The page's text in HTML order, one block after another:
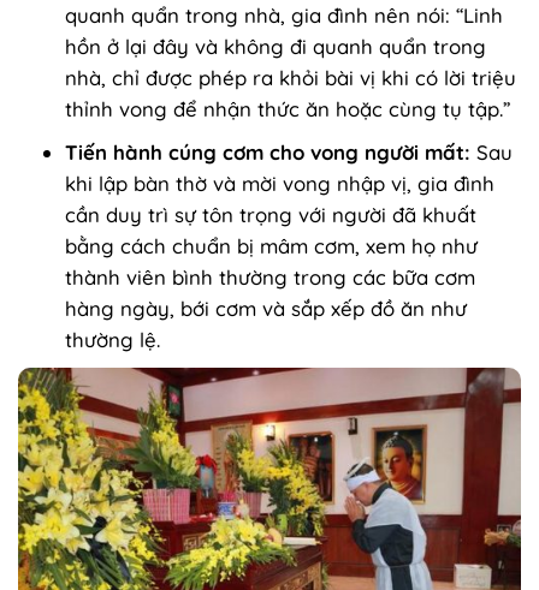
quanh quẩn trong nhà, gia đình nên nói: “Linh
hồn ở lại đây và không đi quanh quẩn trong
nhà, chỉ được phép ra khỏi bài vị khi có lời triệu
thỉnh vong để nhận thức ăn hoặc cùng tụ tập.”
Tiến hành cúng cơm cho vong người mất: Sau
khi lập bàn thờ và mời vong nhập vị, gia đình
cần duy trì sự tôn trọng với người đã khuất
bằng cách chuẩn bị mâm cơm, xem họ như
thành viên bình thường trong các bữa cơm
hàng ngày, bới cơm và sắp xếp đồ ăn như
thường lệ.